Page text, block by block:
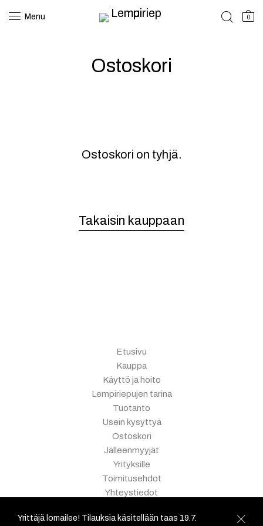
Menu 0
Ostoskori
Ostoskori on tyhjä.
Takaisin kauppaan
Etusivu
Kauppa
Käyttö ja hoito
Lempiriepujen tarina
Tuotanto
Usein kysyttyä
Ostoskori
Jälleenmyyjät
Yrityksille
Toimitusehdot
Yhteystiedot
Yrittäjä lomailee! Tilauksia käsitellään taas 19.7.